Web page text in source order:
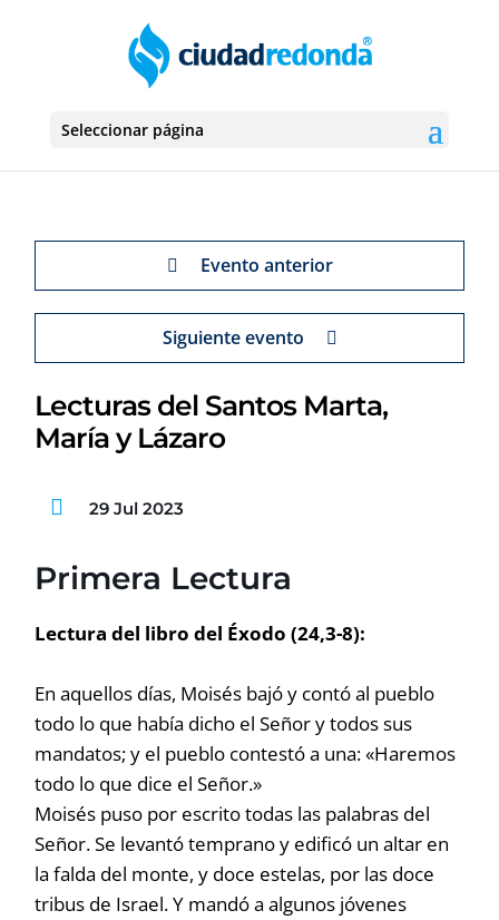
Seleccionar página
Evento anterior
Siguiente evento
Lecturas del Santos Marta,
María y Lázaro
29 Jul 2023
Primera Lectura
Lectura del libro del Éxodo (24,3-8):
En aquellos días, Moisés bajó y contó al pueblo
todo lo que había dicho el Señor y todos sus
mandatos; y el pueblo contestó a una: «Haremos
todo lo que dice el Señor.»
Moisés puso por escrito todas las palabras del
Señor. Se levantó temprano y edificó un altar en
la falda del monte, y doce estelas, por las doce
tribus de Israel. Y mandó a algunos jóvenes